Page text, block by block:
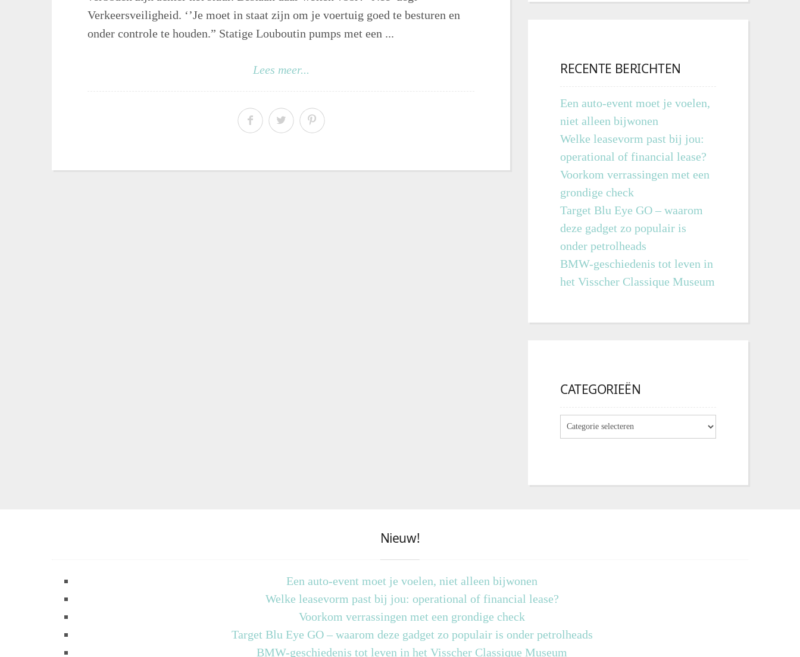
Verkeersveiligheid. ‘’Je moet in staat zijn om je voertuig goed te besturen en
onder controle te houden.” Statige Louboutin pumps met een ...
Lees meer... RECENTE BERICHTEN
Een auto-event moet je voelen,
niet alleen bijwonen
Welke leasevorm past bij jou:
operational of financial lease?
Voorkom verrassingen met een
grondige check
Target Blu Eye GO – waarom
deze gadget zo populair is
onder petrolheads
BMW-geschiedenis tot leven in
het Visscher Classique Museum
CATEGORIEËN
Nieuw!
Een auto-event moet je voelen, niet alleen bijwonen
Welke leasevorm past bij jou: operational of financial lease?
Voorkom verrassingen met een grondige check
Target Blu Eye GO – waarom deze gadget zo populair is onder petrolheads
BMW-geschiedenis tot leven in het Visscher Classique Museum